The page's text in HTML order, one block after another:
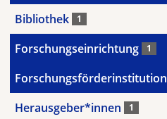
Bibliothek 1
Forschungseinrichtung 1
Forschungsförderinstitution
Herausgeber*innen 1